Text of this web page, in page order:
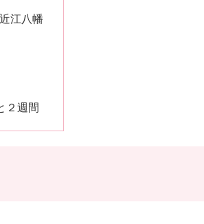
江八幡
２週間